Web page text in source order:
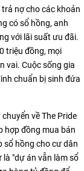
nợ cho các khoản
có sổ hồng, anh
với lãi suất ưu đãi.
triệu đồng, mọi
vai. Cuộc sống gia
chuẩn bị sinh đứa
về The Pride
hợp đồng mua bán
sổ hồng cho cư dân
"dự án vẫn làm sổ